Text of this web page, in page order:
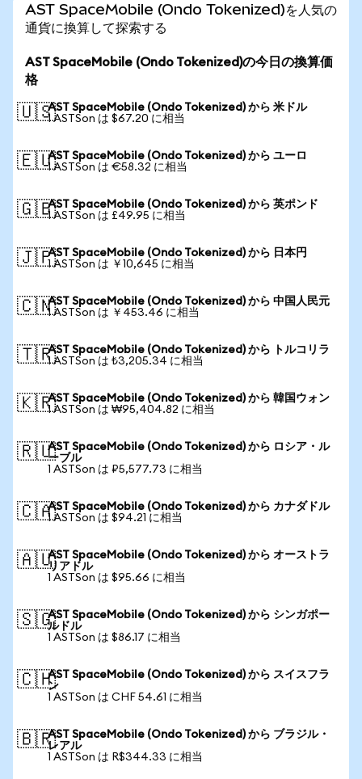
AST SpaceMobile (Ondo Tokenized)を人気の
通貨に換算して探索する
AST SpaceMobile (Ondo Tokenized)の今日の換算価
格
🇺🇸AST SpaceMobile (Ondo Tokenized) から 米ドル
1 ASTSon は $67.20 に相当
🇪🇺AST SpaceMobile (Ondo Tokenized) から ユーロ
1 ASTSon は €58.32 に相当
🇬🇧AST SpaceMobile (Ondo Tokenized) から 英ポンド
1 ASTSon は £49.95 に相当
🇯🇵AST SpaceMobile (Ondo Tokenized) から 日本円
1 ASTSon は ￥10,645 に相当
🇨🇳AST SpaceMobile (Ondo Tokenized) から 中国人民元
1 ASTSon は ￥453.46 に相当
🇹🇷AST SpaceMobile (Ondo Tokenized) から トルコリラ
1 ASTSon は ₺3,205.34 に相当
🇰🇷AST SpaceMobile (Ondo Tokenized) から 韓国ウォン
1 ASTSon は ₩95,404.82 に相当
🇷🇺AST SpaceMobile (Ondo Tokenized) から ロシア・ル
ーブル
1 ASTSon は ₽5,577.73 に相当
🇨🇦AST SpaceMobile (Ondo Tokenized) から カナダドル
1 ASTSon は $94.21 に相当
🇦🇺AST SpaceMobile (Ondo Tokenized) から オーストラ
リアドル
1 ASTSon は $95.66 に相当
🇸🇬AST SpaceMobile (Ondo Tokenized) から シンガポー
ルドル
1 ASTSon は $86.17 に相当
🇨🇭AST SpaceMobile (Ondo Tokenized) から スイスフラ
ン
1 ASTSon は CHF 54.61 に相当
🇧🇷AST SpaceMobile (Ondo Tokenized) から ブラジル・
レアル
1 ASTSon は R$344.33 に相当